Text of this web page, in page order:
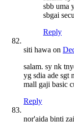
sbb uma
sbgai
Reply
siti hawa on
salam. sy nk
yg sdia ade sgt
mall gaji basic
Reply
nor'aida binti